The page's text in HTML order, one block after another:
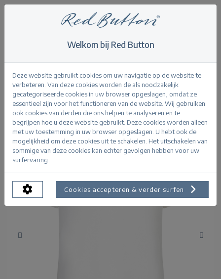
> Tee Temmy Authentic
Terug
Welkom bij Red Button
Deze website gebruikt cookies om uw navigatie op de website te
verbeteren. Van deze cookies worden de als noodzakelijk
gecategoriseerde cookies in uw browser opgeslagen, omdat ze
essentieel zijn voor het functioneren van de website. Wij gebruiken
ook cookies van derden die ons helpen te analyseren en te
begrijpen hoe u deze website gebruikt. Deze cookies worden alleen
met uw toestemming in uw browser opgeslagen. U hebt ook de
mogelijkheid om deze cookies uit te schakelen. Het uitschakelen van
sommige van deze cookies kan echter gevolgen hebben voor uw
surfervaring.
Cookies accepteren & verder surfen